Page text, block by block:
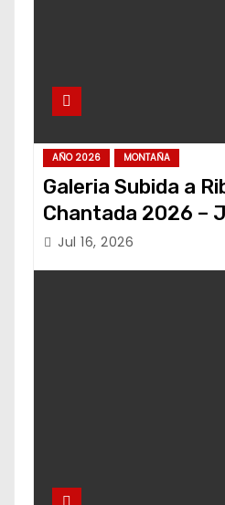
AÑO 2026 MONTAÑA
Galeria Subida a
Chantada 2026 –
Jul 16, 2026